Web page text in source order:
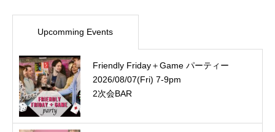
Upcomming Events
Friendly Friday＋Game パーティー
2026/08/07(Fri) 7-9pm
2次会BAR